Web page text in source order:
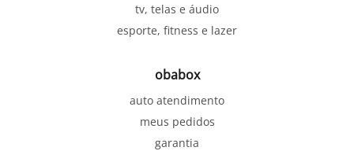
tv, telas e áudio
esporte, fitness e lazer
obabox
auto atendimento
meus pedidos
garantia